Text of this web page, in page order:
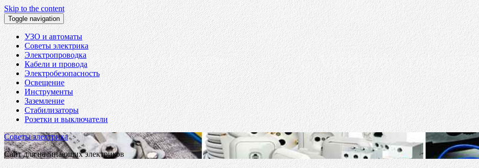
Skip to the content
Toggle navigation
УЗО и автоматы
Советы электрика
Электропроводка
Кабели и провода
Электробезопасность
Освещение
Инструменты
Заземление
Стабилизаторы
Розетки и выключатели
Советы электрика
Сайт для начинающих электриков